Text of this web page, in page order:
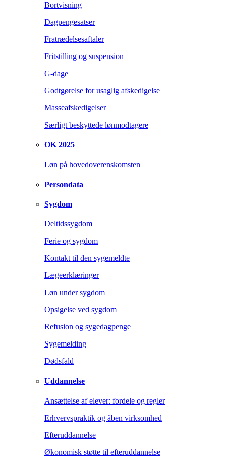
Bortvisning
Dagpengesatser
Fratrædelsesaftaler
Fritstilling og suspension
G-dage
Godtgørelse for usaglig afskedigelse
Masseafskedigelser
Særligt beskyttede lønmodtagere
OK 2025
Løn på hovedoverenskomsten
Persondata
Sygdom
Deltidssygdom
Ferie og sygdom
Kontakt til den sygemeldte
Lægeerklæringer
Løn under sygdom
Opsigelse ved sygdom
Refusion og sygedagpenge
Sygemelding
Dødsfald
Uddannelse
Ansættelse af elever: fordele og regler
Erhvervspraktik og åben virksomhed
Efteruddannelse
Økonomisk støtte til efteruddannelse